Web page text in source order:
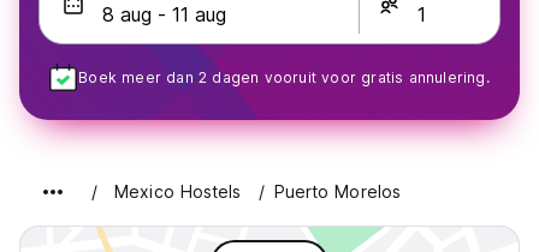
Boek meer dan 2 dagen vooruit voor gratis annulering.
Mexico Hostels Puerto Morelos